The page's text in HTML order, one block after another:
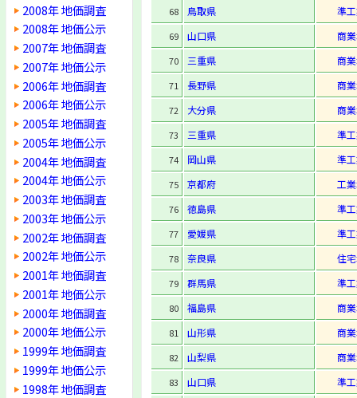
2008年 地価調査
2008年 地価公示
2007年 地価調査
2007年 地価公示
2006年 地価調査
2006年 地価公示
2005年 地価調査
2005年 地価公示
2004年 地価調査
2004年 地価公示
2003年 地価調査
2003年 地価公示
2002年 地価調査
2002年 地価公示
2001年 地価調査
2001年 地価公示
2000年 地価調査
2000年 地価公示
1999年 地価調査
1999年 地価公示
1998年 地価調査
68 鳥取県 準
69 山口県 商
70 三重県 商
71 長野県 商
72 大分県 商
73 三重県 準
74 岡山県 準
75 京都府 工
76 徳島県 準
77 愛媛県 準
78 奈良県 住
79 群馬県 準
80 福島県 商
81 山形県 商
82 山梨県 商
83 山口県 準